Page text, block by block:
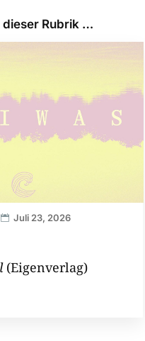
dieser Rubrik …
Juli 23, 2026
(Eigenverlag)